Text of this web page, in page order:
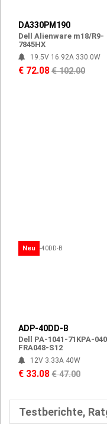
DA330PM190
Dell Alienware m18/R9-
7845HX
19.5V 16.92A 330.0W
€ 72.08€ 102.00
Neu
ADP-40DD-B
Dell PA-1041-71KPA-
FRA048-S12
12V 3.33A 40W
€ 33.08€ 47.00
Testberichte,